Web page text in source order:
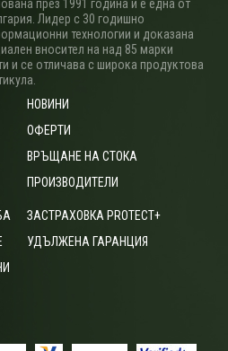
през 1991 година и е една от
Лидер с 30 годишно
технологии и доказана
вносител на над 85 марки
и се отличава с широка продуктова
НОВИНИ
ОФЕРТИ
ВРЪЩАНЕ НА СТОКА
ПРОИЗВОДИТЕЛИ
ЗАСТРАХОВКА PROTECT+
УДЪЛЖЕНА ГАРАНЦИЯ